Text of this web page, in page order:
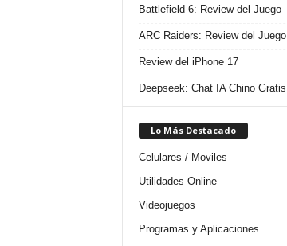
Battlefield 6: Review del Juego
ARC Raiders: Review del Juego
Review del iPhone 17
Deepseek: Chat IA Chino Gratis
Lo Más Destacado
Celulares / Moviles
Utilidades Online
Videojuegos
Programas y Aplicaciones